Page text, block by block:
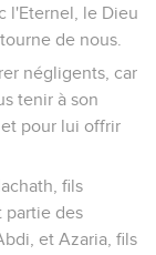
l'Eternel, le Dieu
de nous.
négligents, car
tenir à son
pour lui offrir
fils
partie des
et Azaria, fils